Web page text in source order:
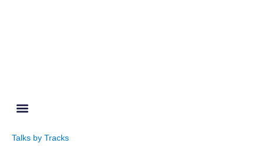
Talks by Tracks